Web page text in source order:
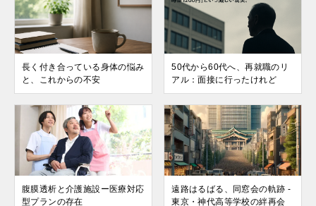
長く付き合っている身体の悩み
と、これからの不安
50代から60代へ、再就職のリ
アル：面接に行ったけれど
腹膜透析と介護施設ー医療対応
型プランの存在
遠路はるばる、同窓会の軌跡 -
東京・神代高等学校の絆再会